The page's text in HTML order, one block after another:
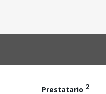
Prestatario 2